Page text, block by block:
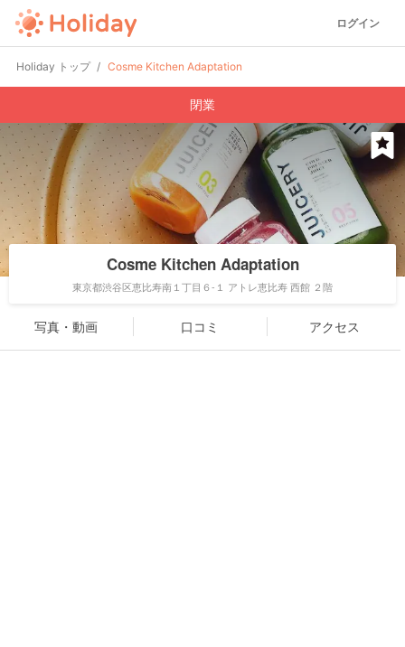
ログイン
Holiday トップ Cosme Kitchen Adaptation
閉業
Cosme Kitchen Adaptation
東京都渋谷区恵比寿南１丁目６-１ アトレ恵比寿 西館 ２階
写真・動画 口コミ アクセス